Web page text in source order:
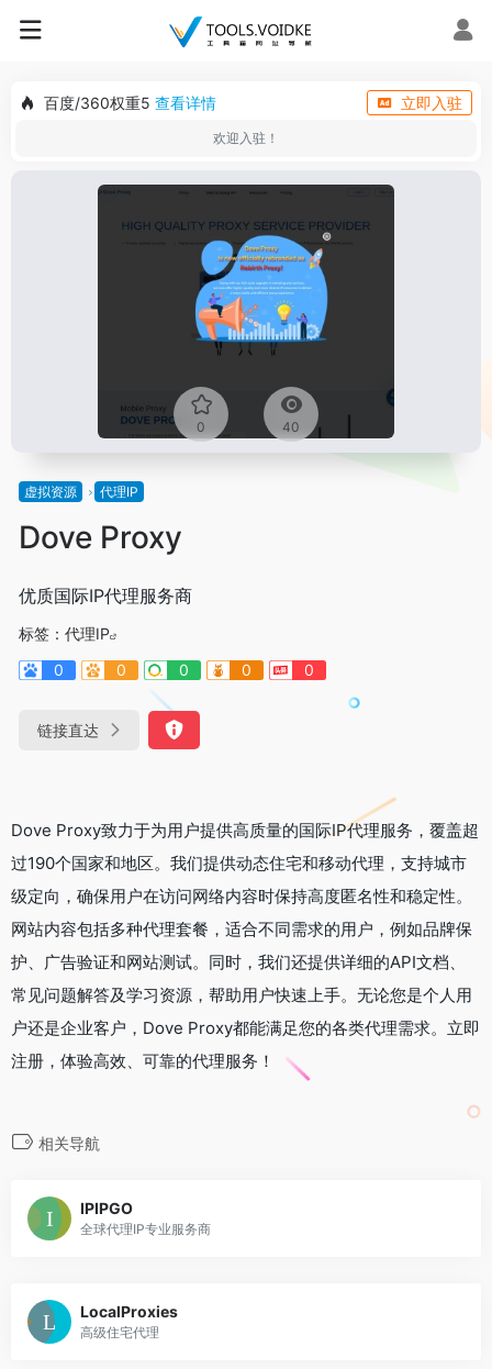
百度/360权重5 查看详情 立即入驻
欢迎入驻！
0 40
虚拟资源 代理IP
Dove Proxy
优质国际IP代理服务商
标签： 代理IP
0
0 0 0 0
链接直达
Dove Proxy致力于为用户提供高质量的国际IP代理服务，覆盖超
过190个国家和地区。我们提供动态住宅和移动代理，支持城市
级定向，确保用户在访问网络内容时保持高度匿名性和稳定性。
网站内容包括多种代理套餐，适合不同需求的用户，例如品牌保
护、广告验证和网站测试。同时，我们还提供详细的API文档、
常见问题解答及学习资源，帮助用户快速上手。无论您是个人用
户还是企业客户，Dove Proxy都能满足您的各类代理需求。立即
注册，体验高效、可靠的代理服务！
相关导航
IPIPGO
全球代理IP专业服务商
LocalProxies
高级住宅代理